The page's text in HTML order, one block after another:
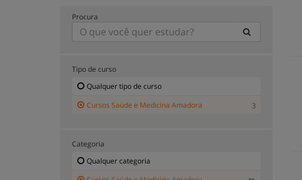
Procura
Tipo de curso
Qualquer tipo de curso
Cursos Saúde e Medicina Amadora
3
Categoria
Qualquer categoria